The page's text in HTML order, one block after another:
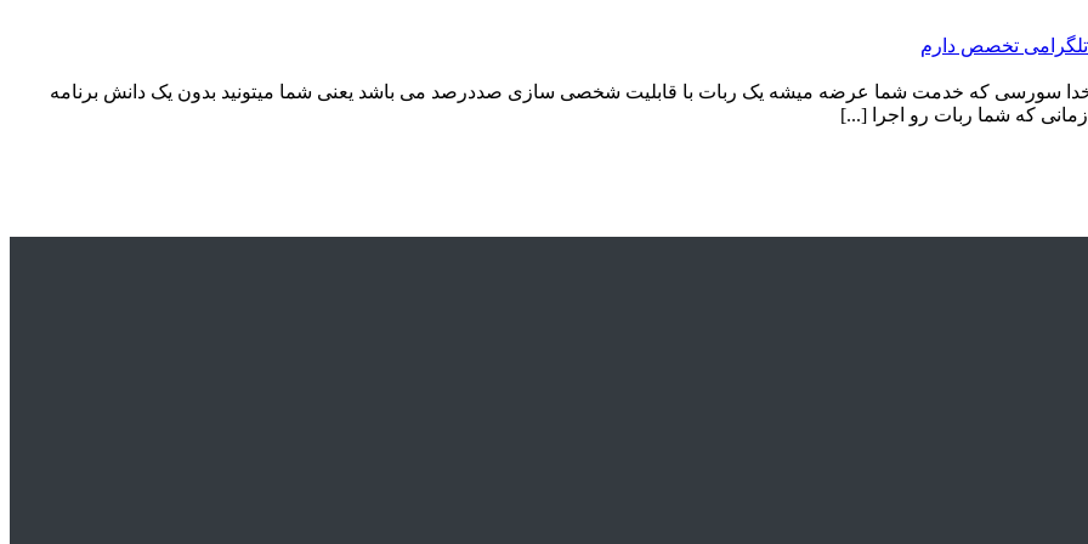
تخصص دارم
تلگرام ….اپدیت شد…. اپدیت سال 2022 با نام یاد خدا سورسی که خدمت شما عرضه میشه یک ربات با قابلیت شخصی سازی صددرصد می باشد یعنی شما میتونید بدون یک دانش برنامه
که شما ربات رو اجرا [...]